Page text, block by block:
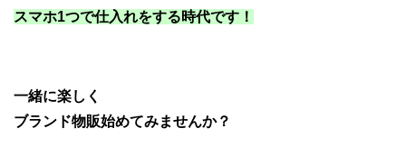
スマホ1つで仕入れをする時代です！
一緒に楽しく
ブランド物販始めてみませんか？